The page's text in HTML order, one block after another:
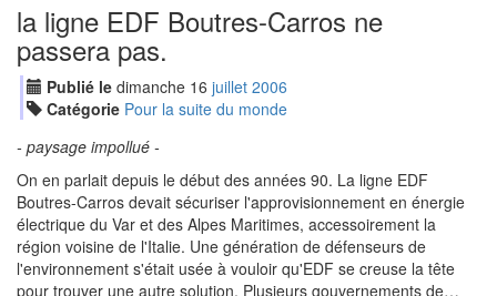
la ligne EDF Boutres-Carros ne
passera pas.
Publié le dimanche 16 juillet 2006
Catégorie Pour la suite du monde
- paysage impollué -
On en parlait depuis le début des années 90. La ligne EDF
Boutres-Carros devait sécuriser l'approvisionnement en énergie
électrique du Var et des Alpes Maritimes, accessoirement la
région voisine de l'Italie. Une génération de défenseurs de
l'environnement s'était usée à vouloir qu'EDF se creuse la tête
pour trouver une autre solution. Plusieurs gouvernements de…